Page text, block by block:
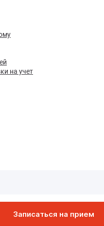
на учет
Записаться на прием